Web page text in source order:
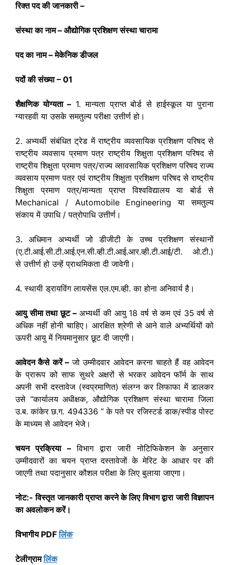
रिक्त पद की जानकारी –
संस्था का नाम – औद्योगिक प्रशिक्षण संस्था चारामा
पद का नाम – मेकेनिक डीजल
पदों की संख्या – 01
शैक्षणिक योग्यता – 1. मान्यता प्राप्त बोर्ड से हाईस्कूल या पुराना
ग्यारहवी या उसके समतुल्य परीक्षा उत्तीर्ण हो।
2. अभ्यर्थी संबंधित ट्रेड में राष्ट्रीय व्यवसायिक प्रशिक्षण परिषद से
राष्ट्रीय व्यवसाय प्रमाण पत्र राष्ट्रीय शिक्षुता प्रशिक्षण परिषद से
राष्ट्रीय शिक्षुता प्रमाण पत्र/राज्य व्सावसायिक प्रशिक्षण परिषद राज्य
व्यवसाय प्रमाण पत्र एवं राष्ट्रीय शिक्षुता प्रशिक्षण परिषद से राष्ट्रीय
शिक्षुता प्रमाण पत्र/मान्यता प्राप्त विश्वविद्यालय या बोर्ड से
Mechanical / Automobile Engineering या समतुल्य
संकाय में उपाधि / पत्रोपाधि उत्तीर्ण।
3. अधिमान अभ्यर्थी जो डीजीटी के उच्च प्रशिक्षण संस्थानों
(ए.टी.आई.सी.टी.आई.एन.सी.व्ही.टी.आई.आर.व्ही.टी.आई/टी. ओ.टी.)
से उत्तीर्ण हो उन्हें प्राथमिकता दी जावेगी।
4. स्थायी ड्रायविंग लायसेंस एल.एम.व्ही. का होना अनिवार्य है।
आयु सीमा तथा छूट –अभ्यर्थी की आयु 18 वर्ष से कम एवं 35 वर्ष से
अधिक नहीं होनी चाहिए। आरक्षित श्रेणी से आने वाले अभ्यर्थियों को
ऊपरी आयु में नियमानुसार छूट दी जाएगी।
आवेदन कैसे करें –जो उम्मीदवार आवेदन करना चाहते हैं वह आवेदन
के प्रारूप को साफ सुथरे अक्षरों से भरकर आवेदन फॉर्म के साथ
अपनी सभी दस्तावेज (स्वप्रमाणित) संलग्न कर लिफाफा में डालकर
उसे “कार्यालय अधीक्षक, औद्योगिक प्रशिक्षण संस्था चारामा जिला
उ.ब. कांकेर छ.ग. 494336 ” के पते पर रजिस्टर्ड डाक/स्पीड पोस्ट
के माध्यम से आवेदन भेजे।
चयन प्रक्रिया –विभाग द्वारा जारी नोटिफिकेशन के अनुसार
उम्मीदवारों का चयन प्राप्त दस्तावेजों के मेरिट के आधार पर की
जाएगी तथा पदानुसार कौशल परीक्षा के लिए बुलाया जाएगा।
नोट:- विस्तृत जानकारी प्राप्त करने के लिए विभाग द्वारा जारी विज्ञापन
का अवलोकन करें।
विभागीय PDFलिंक
टेलीग्रामलिंक